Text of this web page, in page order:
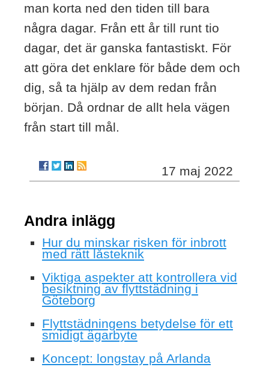
man korta ned den tiden till bara
några dagar. Från ett år till runt tio
dagar, det är ganska fantastiskt. För
att göra det enklare för både dem och
dig, så ta hjälp av dem redan från
början. Då ordnar de allt hela vägen
från start till mål.
17 maj 2022
Andra inlägg
Hur du minskar risken för inbrott
med rätt låsteknik
Viktiga aspekter att kontrollera vid
besiktning av flyttstädning i
Göteborg
Flyttstädningens betydelse för ett
smidigt ägarbyte
Koncept: longstay på Arlanda